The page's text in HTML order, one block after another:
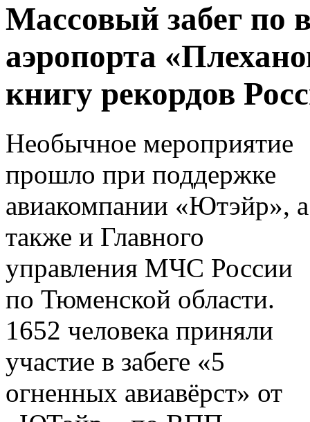
Массовый забег по
аэропорта
книгу рекордов
Необычное мероприятие
прошло при поддержке
авиакомпании «Ютэйр», а
также и Главного
управления МЧС России
по Тюменской области.
1652 человека приняли
участие в забеге «5
огненных авиавёрст» от